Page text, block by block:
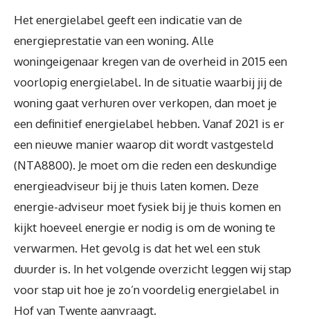
Het energielabel geeft een indicatie van de
energieprestatie van een woning. Alle
woningeigenaar kregen van de overheid in 2015 een
voorlopig energielabel. In de situatie waarbij jij de
woning gaat verhuren over verkopen, dan moet je
een definitief energielabel hebben. Vanaf 2021 is er
een nieuwe manier waarop dit wordt vastgesteld
(NTA8800). Je moet om die reden een deskundige
energieadviseur bij je thuis laten komen. Deze
energie-adviseur moet fysiek bij je thuis komen en
kijkt hoeveel energie er nodig is om de woning te
verwarmen. Het gevolg is dat het wel een stuk
duurder is. In het volgende overzicht leggen wij stap
voor stap uit hoe je zo’n voordelig energielabel in
Hof van Twente aanvraagt.